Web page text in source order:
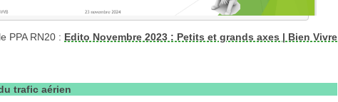
PPA RN20 : Edito Novembre 2023 : Petits et grands axes | Bien Vivre
trafic aérien